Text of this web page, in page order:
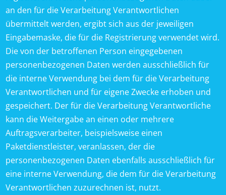
an den für die Verarbeitung Verantwortlichen
übermittelt werden, ergibt sich aus der jeweiligen
Eingabemaske, die für die Registrierung verwendet wird.
Die von der betroffenen Person eingegebenen
personenbezogenen Daten werden ausschließlich für
die interne Verwendung bei dem für die Verarbeitung
Verantwortlichen und für eigene Zwecke erhoben und
gespeichert. Der für die Verarbeitung Verantwortliche
kann die Weitergabe an einen oder mehrere
Auftragsverarbeiter, beispielsweise einen
Paketdienstleister, veranlassen, der die
personenbezogenen Daten ebenfalls ausschließlich für
eine interne Verwendung, die dem für die Verarbeitung
Verantwortlichen zuzurechnen ist, nutzt.